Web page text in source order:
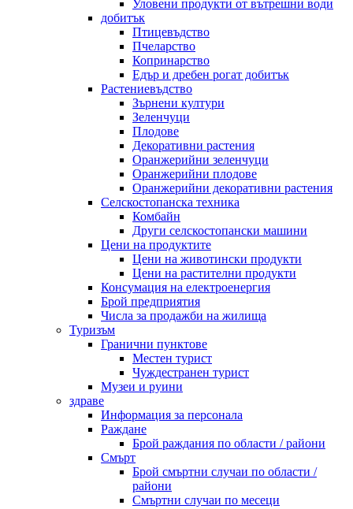
Уловени продукти от вътрешни води
добитък
Птицевъдство
Пчеларство
Копринарство
Едър и дребен рогат добитък
Растениевъдство
Зърнени култури
Зеленчуци
Плодове
Декоративни растения
Оранжерийни зеленчуци
Оранжерийни плодове
Оранжерийни декоративни растения
Селскостопанска техника
Комбайн
Други селскостопански машини
Цени на продуктите
Цени на животински продукти
Цени на растителни продукти
Консумация на електроенергия
Брой предприятия
Числа за продажби на жилища
Туризъм
Гранични пунктове
Местен турист
Чуждестранен турист
Музеи и руини
здраве
Информация за персонала
Раждане
Брой раждания по области / райони
Смърт
Брой смъртни случаи по области /
райони
Смъртни случаи по месеци